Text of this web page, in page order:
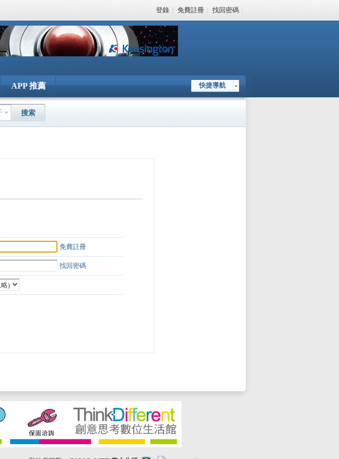
登錄 | 免費註冊 | 找回密碼 |
快捷導航
APP 推薦
搜索
免費註冊
找回密碼